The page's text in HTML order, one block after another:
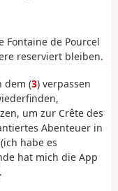
Fontaine de Pourcel
reserviert bleiben.
dem (3) verpassen
um zur Crête des
Abenteuer in
habe es
hat mich die App